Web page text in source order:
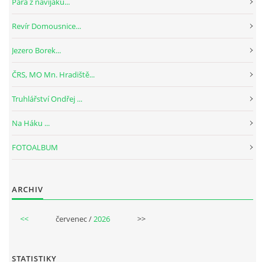
Revír Domousnice...
Jezero Borek...
ČRS, MO Mn. Hradiště...
Truhlářství Ondřej ...
Na Háku ...
FOTOALBUM
ARCHIV
<< červenec /2026 >>
STATISTIKY